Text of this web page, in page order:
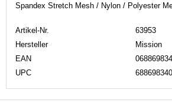
Spandex Stretch Mesh / Nylon / Polyester
Artikel-Nr.
63953
Hersteller
Mission
EAN
UPC